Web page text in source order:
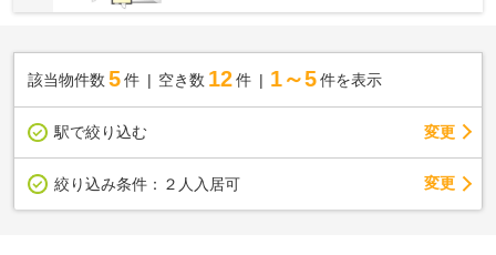
該当物件数 5件 空き数 12 件 1～5 件を表示
駅で絞り込む 変更
絞り込み条件： ２人入居可 変更